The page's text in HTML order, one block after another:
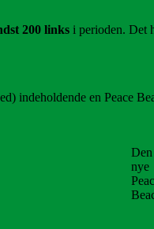
200 links i perioden. Det
indeholdende en Peace
Den
nye